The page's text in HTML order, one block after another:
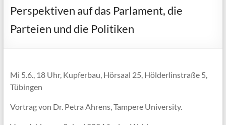
Perspektiven auf das Parlament, die
Parteien und die Politiken
Mi 5.6., 18 Uhr, Kupferbau, Hörsaal 25, Hölderlinstraße 5,
Tübingen
Vortrag von Dr. Petra Ahrens, Tampere University.